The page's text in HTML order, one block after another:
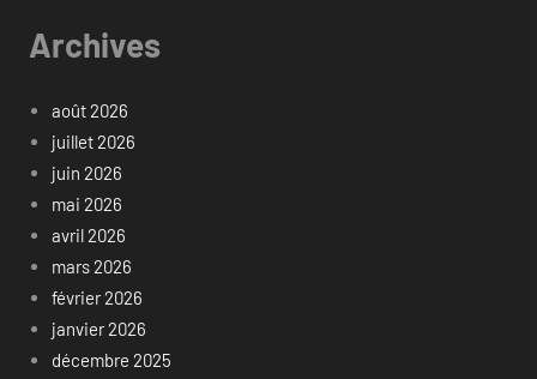
Archives
août 2026
juillet 2026
juin 2026
mai 2026
avril 2026
mars 2026
février 2026
janvier 2026
décembre 2025